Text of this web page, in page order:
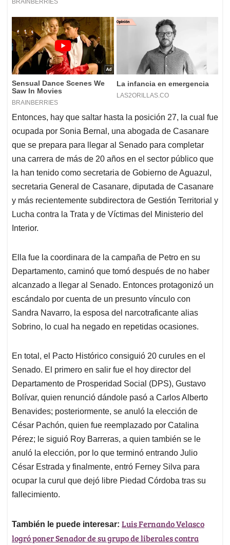
Entonces, hay que saltar hasta la posición 27, la cual fue
ocupada por Sonia Bernal, una abogada de Casanare
que se prepara para llegar al Senado para completar
una carrera de más de 20 años en el sector público que
la han tenido como secretaria de Gobierno de Aguazul,
secretaria General de Casanare, diputada de Casanare
y más recientemente subdirectora de Gestión Territorial y
Lucha contra la Trata y de Víctimas del Ministerio del
Interior.
Ella fue la coordinara de la campaña de Petro en su
Departamento, caminó que tomó después de no haber
alcanzado a llegar al Senado. Entonces protagonizó un
escándalo por cuenta de un presunto vínculo con
Sandra Navarro, la esposa del narcotraficante alias
Sobrino, lo cual ha negado en repetidas ocasiones.
En total, el Pacto Histórico consiguió 20 curules en el
Senado. El primero en salir fue el hoy director del
Departamento de Prosperidad Social (DPS), Gustavo
Bolívar, quien renunció dándole pasó a Carlos Alberto
Benavides; posteriormente, se anuló la elección de
César Pachón, quien fue reemplazado por Catalina
Pérez; le siguió Roy Barreras, a quien también se le
anuló la elección, por lo que terminó entrando Julio
César Estrada y finalmente, entró Ferney Silva para
ocupar la curul que dejó libre Piedad Córdoba tras su
fallecimiento.
También le puede interesar: Luis Fernando Velasco
logró poner Senador de su grupo de liberales contra